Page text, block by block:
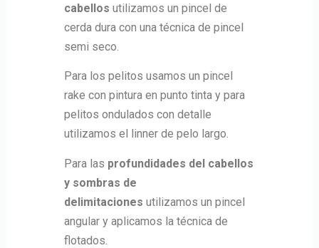
cabellos utilizamos un pincel de
cerda dura con una técnica de pincel
semi seco.
Para los pelitos usamos un pincel
rake con pintura en punto tinta y para
pelitos ondulados con detalle
utilizamos el linner de pelo largo.
Para las profundidades del cabellos
y sombras de
delimitaciones utilizamos un pincel
angular y aplicamos la técnica de
flotados.